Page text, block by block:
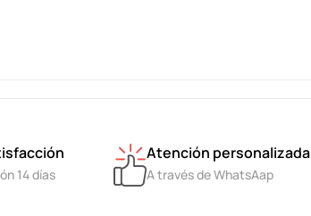
14 días
Atención personalizada
A través de WhatsAap